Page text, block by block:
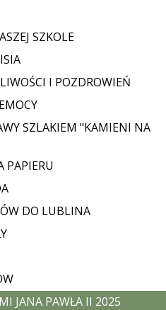
SZKOLE
I POZDROWIEŃ
SZLAKIEM "KAMIENI NA
PAPIERU
DO LUBLINA
JANA PAWŁA II 2025